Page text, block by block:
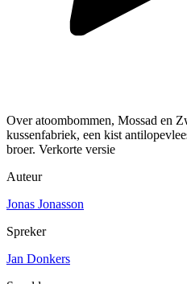
Over atoombommen, Mossad en
kussenfabriek, een kist
broer. Verkorte versie
Auteur
Jonas Jonasson
Spreker
Jan Donkers